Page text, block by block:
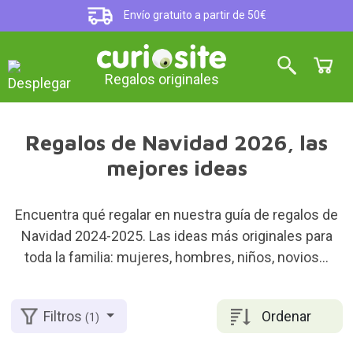
Envío gratuito a partir de 50€
Regalos originales
Regalos de Navidad 2026, las
mejores ideas
Encuentra qué regalar en nuestra guía de regalos de
Navidad 2024-2025. Las ideas más originales para
toda la familia: mujeres, hombres, niños, novios...
Ordenar
Filtros(1)